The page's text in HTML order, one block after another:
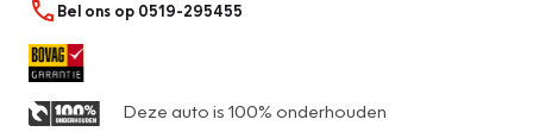
Bel ons op 0519-295455
Deze auto is 100% onderhouden